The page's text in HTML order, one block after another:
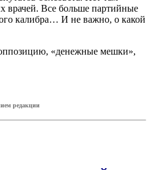
врачей. Все больше партийные
калибра… И не важно, о какой
«денежные мешки»,
редакции